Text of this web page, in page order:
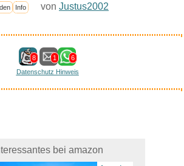
Info von Justus2002
8 1
6
Datenschutz Hinweis
bei amazon